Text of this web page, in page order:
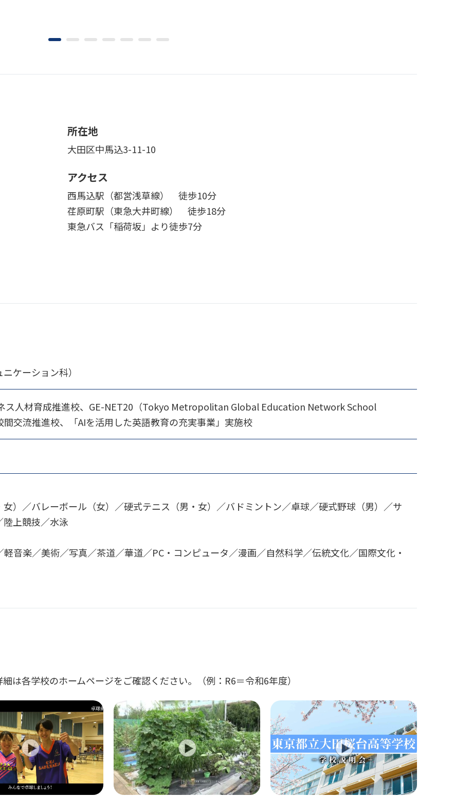
所在地
大田区中馬込3-11-10
アクセス
西馬込駅（都営浅草線） 徒歩10分
荏原町駅（東急大井町線） 徒歩18分
東急バス「稲荷坂」より徒歩7分
ケーション科）
ス人材育成推進校、GE-NET20（Tokyo Metropolitan Global Education Network School
交流推進校、「AIを活用した英語教育の充実事業」実施校
）／バレーボール（女）／硬式テニス（男・女）／バドミントン／卓球／硬式野球（男）／サ
陸上競技／水泳
音楽／美術／写真／茶道／華道／PC・コンピュータ／漫画／自然科学／伝統文化／国際文化・
は各学校のホームページをご確認ください。（例：R6＝令和6年度）